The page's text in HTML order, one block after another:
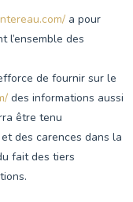
a pour
l’ensemble des
de fournir sur le
des informations aussi
être tenu
des carences dans la
fait des tiers